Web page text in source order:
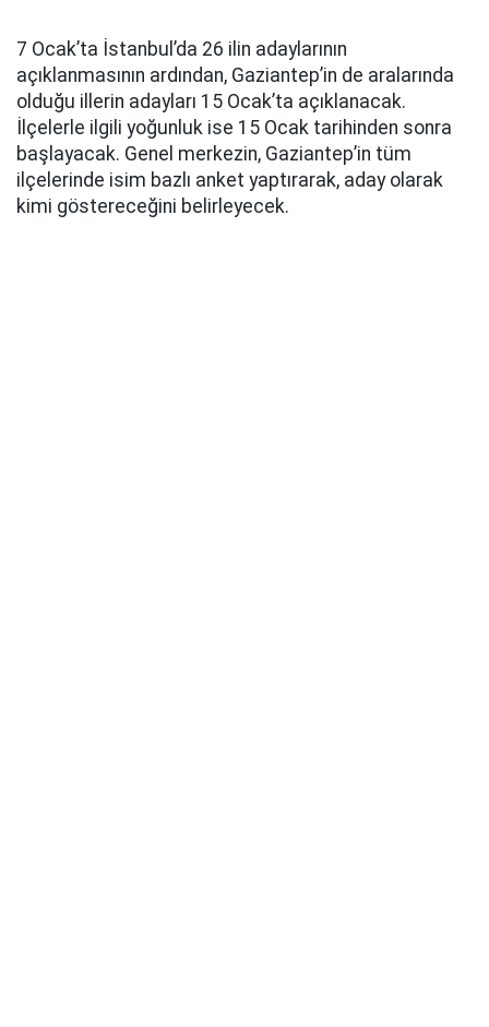
7 Ocak’ta İstanbul’da 26 ilin adaylarının
açıklanmasının ardından, Gaziantep’in de aralarında
olduğu illerin adayları 15 Ocak’ta açıklanacak.
İlçelerle ilgili yoğunluk ise 15 Ocak tarihinden sonra
başlayacak. Genel merkezin, Gaziantep’in tüm
ilçelerinde isim bazlı anket yaptırarak, aday olarak
kimi göstereceğini belirleyecek.